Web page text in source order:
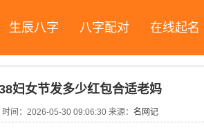
生辰八字 八字配对 在线起名
妇女节发多少红包合适老妈
时间：2026-05-30 09:06:30 来源： 名网记